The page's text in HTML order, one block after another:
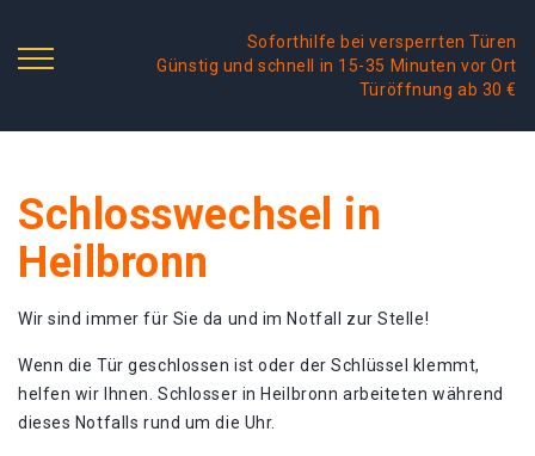
Soforthilfe bei versperrten Türen
Günstig und schnell in 15-35 Minuten vor Ort
Türöffnung ab 30 €
Schlosswechsel in
Heilbronn
Wir sind immer für Sie da und im Notfall zur Stelle!
Wenn die Tür geschlossen ist oder der Schlüssel klemmt,
helfen wir Ihnen. Schlosser in Heilbronn arbeiteten während
dieses Notfalls rund um die Uhr.